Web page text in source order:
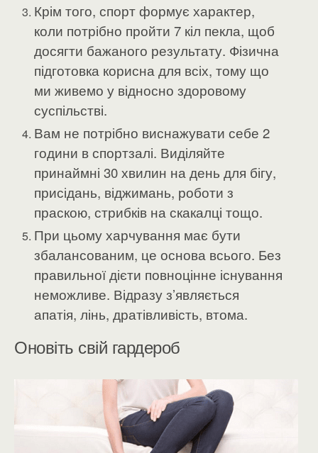
Крім того, спорт формує характер,
коли потрібно пройти 7 кіл пекла, щоб
досягти бажаного результату. Фізична
підготовка корисна для всіх, тому що
ми живемо у відносно здоровому
суспільстві.
Вам не потрібно виснажувати себе 2
години в спортзалі. Виділяйте
принаймні 30 хвилин на день для бігу,
присідань, віджимань, роботи з
праскою, стрибків на скакалці тощо.
При цьому харчування має бути
збалансованим, це основа всього. Без
правильної дієти повноцінне існування
неможливе. Відразу з’являється
апатія, лінь, дратівливість, втома.
Оновіть свій гардероб